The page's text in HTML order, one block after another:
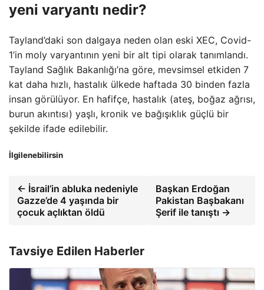
yeni varyantı nedir?
Tayland’daki son dalgaya neden olan eski XEC, Covid-
1’in moly varyantının yeni bir alt tipi olarak tanımlandı.
Tayland Sağlık Bakanlığı’na göre, mevsimsel etkiden 7
kat daha hızlı, hastalık ülkede haftada 30 binden fazla
insan görülüyor. En hafifçe, hastalık (ateş, boğaz ağrısı,
burun akıntısı) yaşlı, kronik ve bağışıklık güçlü bir
şekilde ifade edilebilir.
İlgilenebilirsin
← İsrail’in abluka nedeniyle
Gazze’de 4 yaşında bir
çocuk açlıktan öldü
Başkan Erdoğan
Pakistan Başbakanı
Şerif ile tanıştı →
Tavsiye Edilen Haberler